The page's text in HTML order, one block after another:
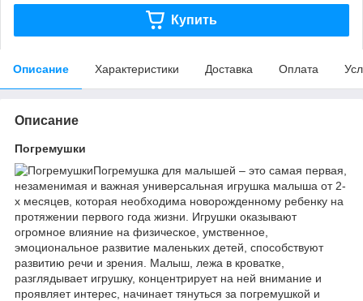
Купить
Описание Характеристики Доставка Оплата
Описание
Погремушки
Погремушка для малышей – это самая первая,
незаменимая и важная универсальная игрушка малыша от 2-
х месяцев, которая необходима новорожденному ребенку на
протяжении первого года жизни. Игрушки оказывают
огромное влияние на физическое, умственное,
эмоциональное развитие маленьких детей, способствуют
развитию речи и зрения. Малыш, лежа в кроватке,
разглядывает игрушку, концентрирует на ней внимание и
проявляет интерес, начинает тянуться за погремушкой и